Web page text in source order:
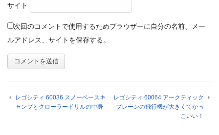
サイト
次回のコメントで使用するためブラウザーに自分の名前、メー
ルアドレス、サイトを保存する。
レゴシティ 60036 スノーベースキ
ャンプとクローラードリルの中身
レゴシティ 60064 アークティック
プレーンの飛行機が大きくてかっ
こいい！